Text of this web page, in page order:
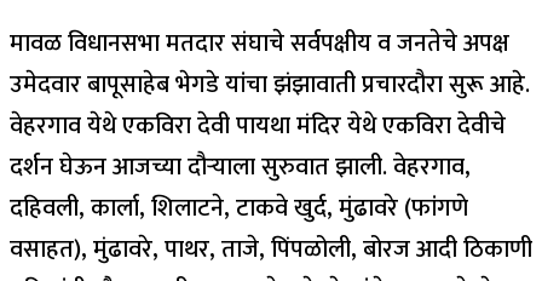
मावळ विधानसभा मतदार संघाचे सर्वपक्षीय व जनतेचे अपक्ष
उमेदवार बापूसाहेब भेगडे यांचा झंझावाती प्रचारदौरा सुरू आहे.
वेहरगाव येथे एकविरा देवी पायथा मंदिर येथे एकविरा देवीचे
दर्शन घेऊन आजच्या दौऱ्याला सुरुवात झाली. वेहरगाव,
दहिवली, कार्ला, शिलाटने, टाकवे खुर्द, मुंढावरे (फांगणे
वसाहत), मुंढावरे, पाथर, ताजे, पिंपळोली, बोरज आदी ठिकाणी